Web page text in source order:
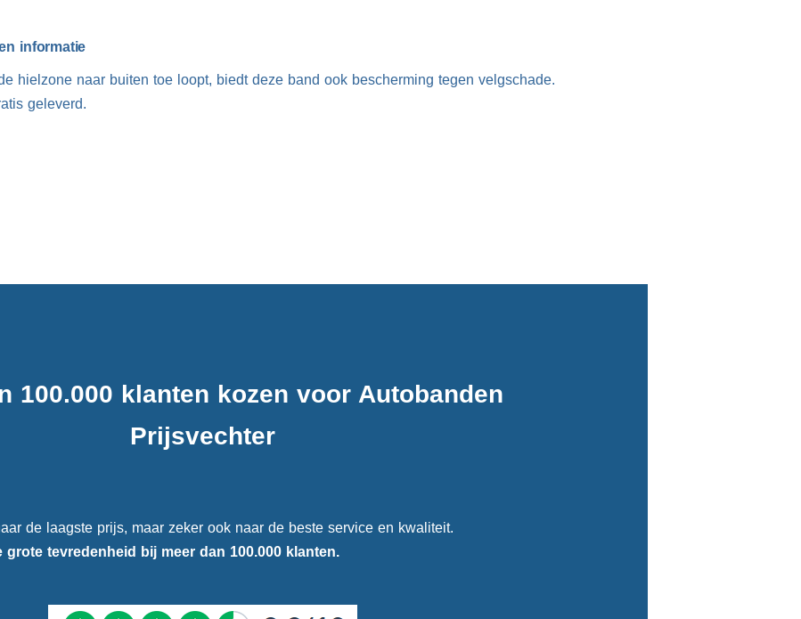
informatie
hielzone naar buiten toe loopt, biedt deze band ook bescherming tegen velgschade.
geleverd.
100.000 klanten kozen voor Autobanden
Prijsvechter
de laagste prijs, maar zeker ook naar de beste service en kwaliteit.
grote tevredenheid bij meer dan 100.000 klanten.